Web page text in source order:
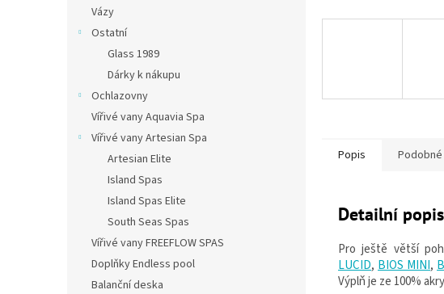
Vázy
Ostatní
Glass 1989
Dárky k nákupu
Ochlazovny
Vířivé vany Aquavia Spa
Vířivé vany Artesian Spa
Artesian Elite
Island Spas
Island Spas Elite
South Seas Spas
Vířivé vany FREEFLOW SPAS
Doplňky Endless pool
Balanční deska
Popis Podobné
Detailní
Pro ještě větší
LUCID, BIOS MINI,
Výplň je ze 100%